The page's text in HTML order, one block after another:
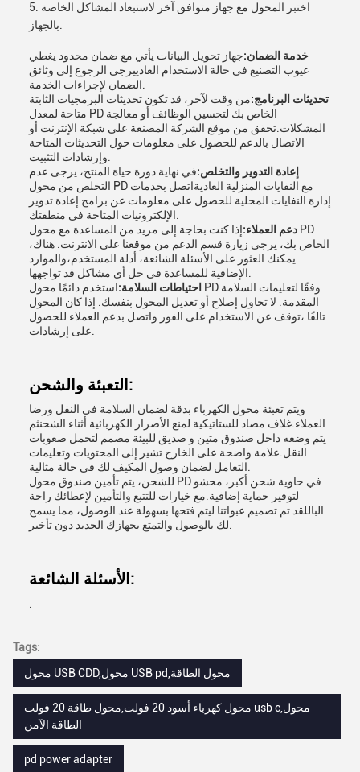
اختبر المحول مع جهاز متوافق آخر لاستبعاد المشاكل الخاصة
خدمة الضمان:جهاز تحويل البيانات يأتي مع ضمان محدود يغطي
عيوب التصنيع في حالة الاستخدام العادييرجى الرجوع إلى وثائق
تحديثات البرنامج:من وقت لآخر، قد تكون تحديثات البرمجيات الثابتة
متاحة لمعدل PD الخاص بك لتحسين الوظائف أو معالجة
المشكلات.تحقق من موقع الشركة المصنعة على شبكة الإنترنت أو
الاتصال بالدعم للحصول على معلومات حول التحديثات المتاحة
إعادة التدوير والتخلص:في نهاية دورة حياة المنتج، يرجى عدم
التخلص من محول PD مع النفايات المنزلية العاديةاتصل بخدمات
إدارة النفايات المحلية للحصول على معلومات عن برامج إعادة تدوير
دعم العملاء:إذا كنت بحاجة إلى مزيد من المساعدة مع محول PD
الخاص بك، يرجى زيارة قسم الدعم من موقعنا على الانترنت. هناك،
يمكنك العثور على الأسئلة الشائعة، أدلة المستخدم،والموارد
احتياطات السلامة:استخدم دائمًا محول PD وفقًا لتعليمات السلامة
المقدمة. لا تحاول إصلاح أو تعديل المحول بنفسك. إذا كان المحول
تالفًا ،توقف عن الاستخدام على الفور واتصل بدعم العملاء للحصول
التعبئة والشحن:
ويتم تعبئة محول الكهرباء بدقة لضمان السلامة في النقل ورضا
العملاء.غلاف مضاد للستاتيكية لمنع الأضرار الكهربائية أثناء الشحنثم
يتم وضعه داخل صندوق متين و صديق للبيئة مصمم لتحمل صعوبات
النقل.علامة واضحة على الخارج تشير إلى المحتويات وتعليمات
للشحن، يتم تأمين صندوق محول PD في حاوية شحن أكبر، محشو
لتوفير حماية إضافية.مع خيارات للتتبع والتأمين لإعطائك راحة
الباللقد تم تصميم عبواتنا ليتم فتحها بسهولة عند الوصول، مما يسمح
الأسئلة الشائعة:
Tags:
محول USB CDD,محول USB pd,محول الطاقة
محول كهرباء أسود 20 فولت,محول طاقة 20 فولت usb c,محول
الطاقة الآمن
pd power adapter